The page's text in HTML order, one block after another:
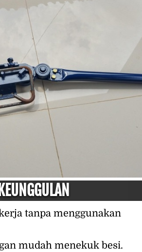
KEUNGGULAN
tanpa menggunakan
mudah menekuk besi.